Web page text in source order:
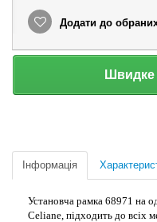
Додати до
Швидке
Інформація
Установча рамка 68971 на
Celiane, підходить до всіх